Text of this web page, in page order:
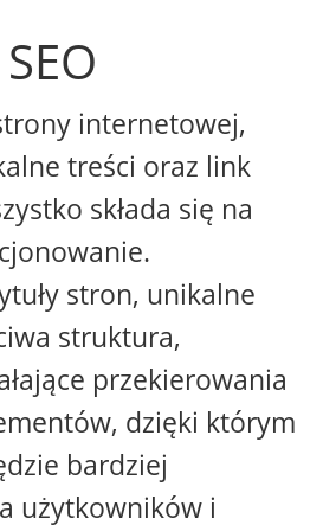
internetowej,
treści oraz link
składa się na
stron, unikalne
struktura,
przekierowania
dzięki którym
bardziej
użytkowników i